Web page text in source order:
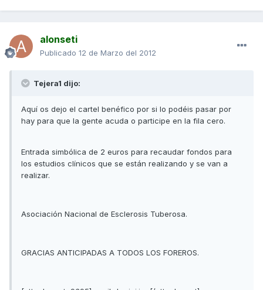
alonseti
Publicado 12 de Marzo del 2012
Tejera1 dijo:
Aquí os dejo el cartel benéfico por si lo podéis pasar por
hay para que la gente acuda o participe en la fila cero.
Entrada simbólica de 2 euros para recaudar fondos para
los estudios clínicos que se están realizando y se van a
realizar.
Asociación Nacional de Esclerosis Tuberosa.
GRACIAS ANTICIPADAS A TODOS LOS FOREROS.